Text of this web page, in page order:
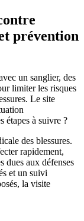
prévention
un sanglier, des
limiter les risques
Le site
étapes à suivre ?
des blessures.
rapidement,
dues aux défenses
et un suivi
la visite